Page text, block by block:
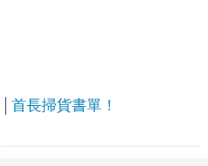
首長掃貨書單！